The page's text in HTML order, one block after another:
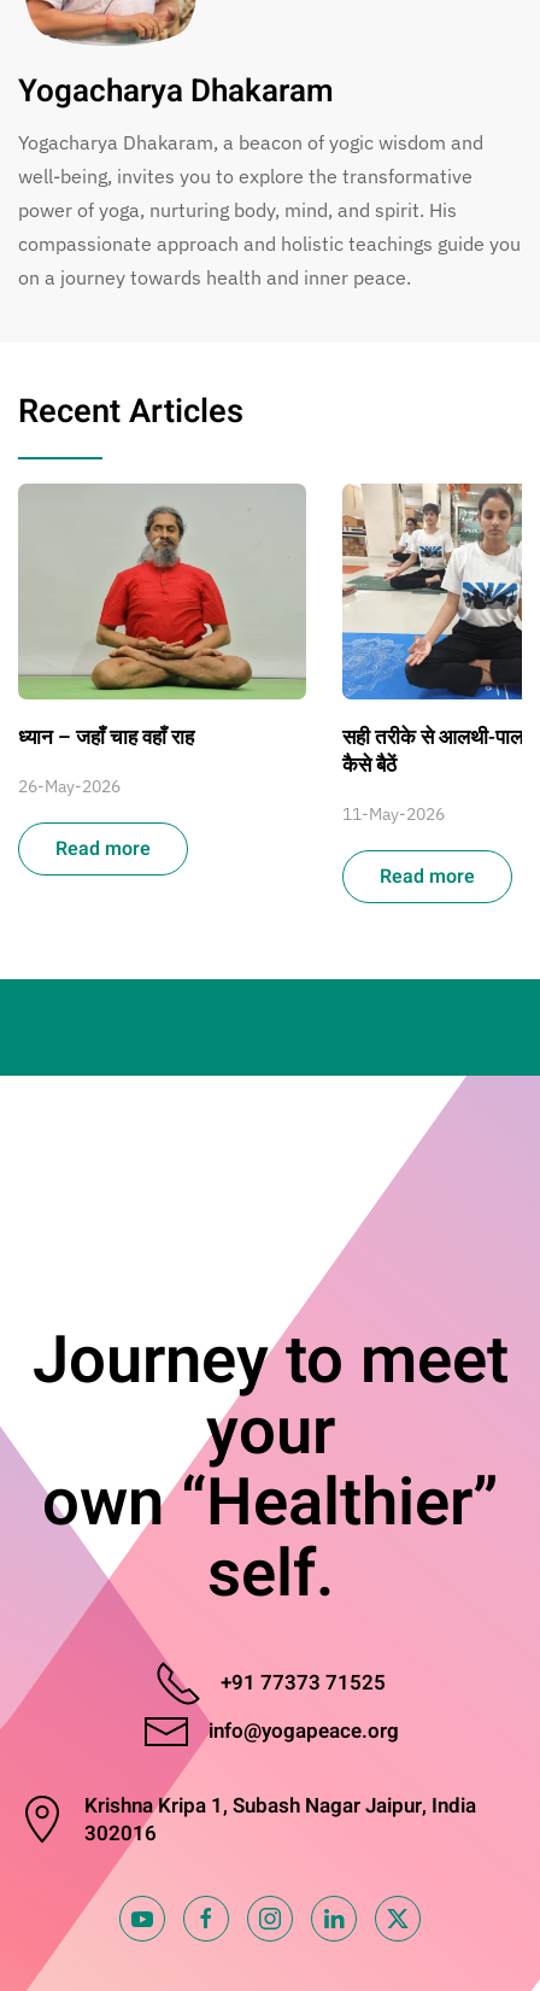
Yogacharya Dhakaram
Yogacharya Dhakaram, a beacon of yogic wisdom and
well-being, invites you to explore the transformative
power of yoga, nurturing body, mind, and spirit. His
compassionate approach and holistic teachings guide you
on a journey towards health and inner peace.
Recent Articles
ध्यान – जहाँ चाह वहाँ राह
26-May-2026
Read more
सही तरीके से आलथी-
कैसे बैठें
11-May-2026
Read more
Journey to meet
your
own “Healthier”
self.
+91 77373 71525
info@yogapeace.org
Krishna Kripa 1, Subash Nagar Jaipur, India
302016